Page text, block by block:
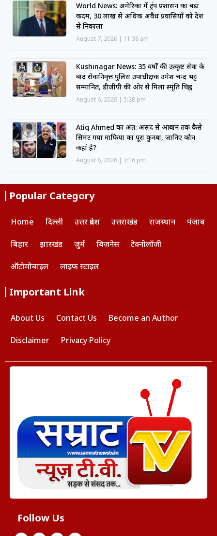
World News: अमेरिका में ट्रंप प्रशासन का बड़ा
कदम, 30 लाख से अधिक अवैध प्रवासियों को देश
से निकाला
August 7, 2026 11:38 am
Kushinagar News: 35 वर्षों की उत्कृष्ट सेवा के
बाद सेवानिवृत्त पुलिस उपाधीक्षक उमेश चन्द भट्ट
सम्मानित, डीजीपी की ओर से मिला स्मृति चिह्न
August 6, 2026 5:28 pm
Atiq Ahmed का अंत: असद से आबान तक कैसे
सिमट गया माफिया का पूरा कुनबा, जानिए कौन
कहां है?
August 6, 2026 2:16 pm
Popular Category
Home दिल्ली उत्तर प्रदेश उत्तराखंड राजस्थान पंजाब
बिहार झारखंड जुर्म बिज़नेस टेक्नोलॉजी
ऑटोमोबाइल लाइफ स्टाइल
Important Link
About Us Contact Us Become an Author
Disclaimer Privacy Policy
Follow Us